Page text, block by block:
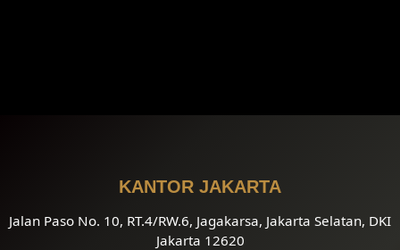
KANTOR JAKARTA
Jalan Paso No. 10, RT.4/RW.6, Jagakarsa, Jakarta Selatan, DKI
Jakarta 12620